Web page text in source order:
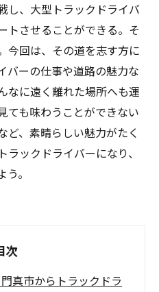
し、大型トラックドライバ
トさせることができる。そ
今回は、その道を志す方に
バーの仕事や道路の魅力な
なに遠く離れた場所へも運
ても味わうことができない
ど、素晴らしい魅力がたく
ックドライバーになり、
。
次
真市からトラックドラ